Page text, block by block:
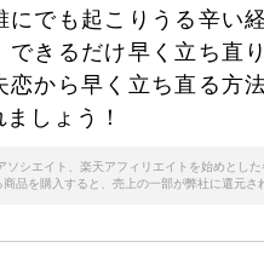
にでも起こりうる辛い
できるだけ早く立ち直
恋から早く立ち直る方
しょう！
ソシエイト、楽天アフィリエイトを始めとし
品を購入すると、売上の一部が弊社に還元さ